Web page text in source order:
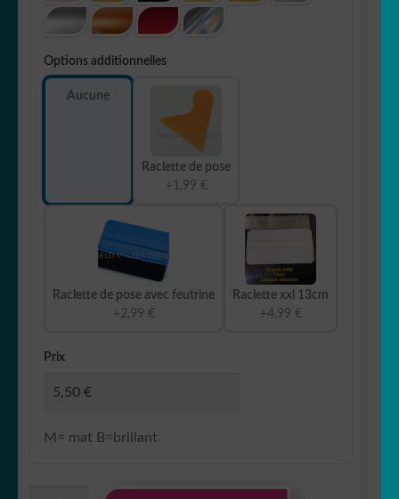
Options additionnelles
Aucune
Raclette de pose
+1,99 €
Raclette de pose avec feutrine
+2,99 €
Raclette xxl 13cm
+4,99 €
Prix
M= mat B=brillant